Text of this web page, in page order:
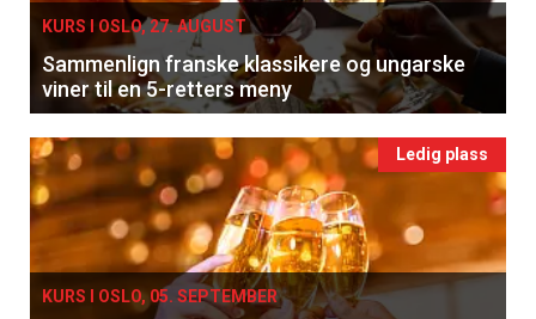
KURS I OSLO, 27. AUGUST
Sammenlign franske klassikere og ungarske
viner til en 5-retters meny
Ledig plass
KURS I OSLO, 05. SEPTEMBER